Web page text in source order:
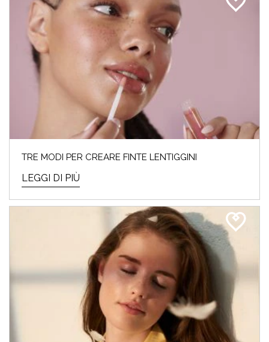
TRE MODI PER CREARE FINTE LENTIGGINI
LEGGI DI PIÙ